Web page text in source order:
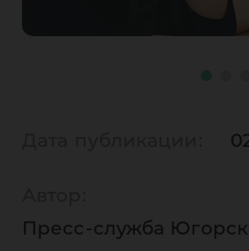
Пресс-служба